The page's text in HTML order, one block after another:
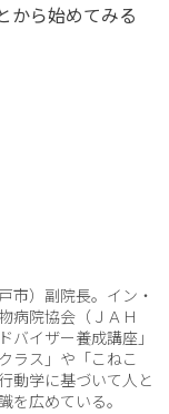
から始めてみる
市）副院長。イン・
病院協会（ＪＡＨ
バイザー養成講座」
ラス」や「こねこ
動学に基づいて人と
を広めている。